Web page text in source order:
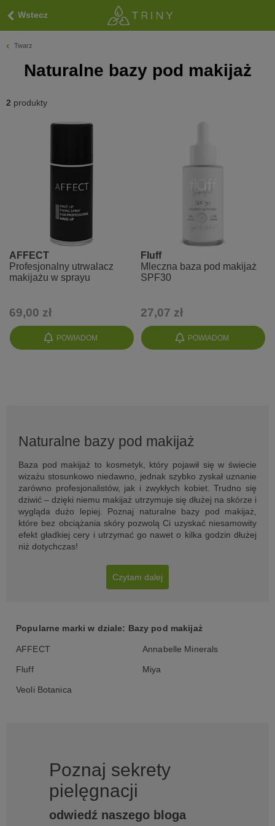
Wstecz
Twarz
Naturalne bazy pod makijaż
2 produkty
POWIADOM
AFFECT
Profesjonalny utrwalacz
makijażu w sprayu
69,00 zł
POWIADOM
Fluff
Mleczna baza pod makijaż
SPF30
27,07 zł
Naturalne bazy pod makijaż
Baza pod makijaż to kosmetyk, który pojawił się w świecie
wizażu stosunkowo niedawno, jednak szybko zyskał uznanie
zarówno profesjonalistów, jak i zwykłych kobiet. Trudno się
dziwić – dzięki niemu makijaż utrzymuje się dłużej na skórze i
wygląda dużo lepiej. Poznaj naturalne bazy pod makijaż,
które bez obciążania skóry pozwolą Ci uzyskać niesamowity
efekt gładkiej cery i utrzymać go nawet o kilka godzin dłużej
niż dotychczas!
Czytam dalej
Popularne marki w dziale: Bazy pod makijaż
AFFECT Annabelle Minerals
Fluff Miya
Veoli Botanica
Poznaj sekrety
pielęgnacji
odwiedź naszego bloga